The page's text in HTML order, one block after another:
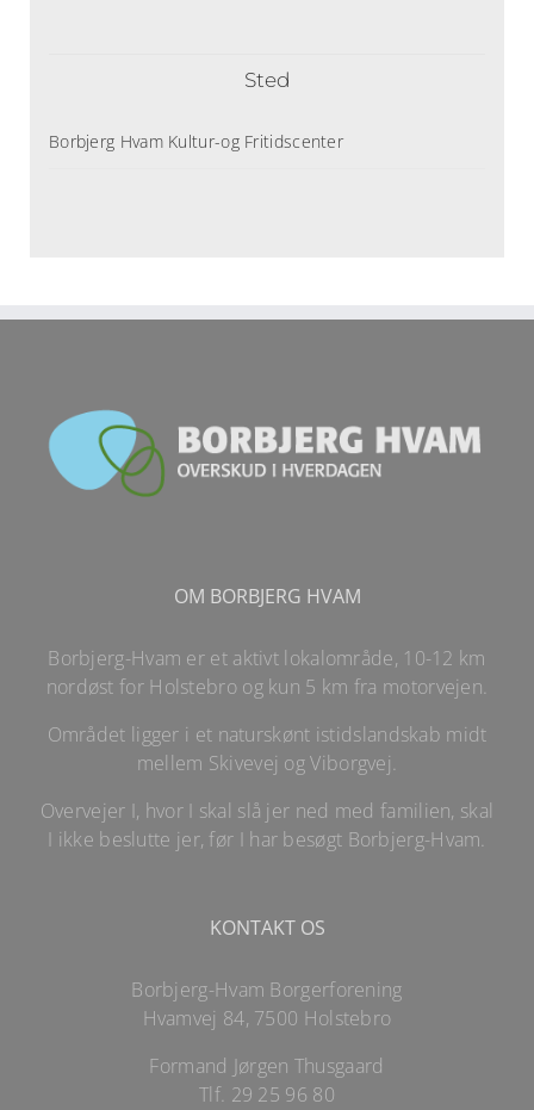
Sted
Borbjerg Hvam Kultur-og Fritidscenter
OM BORBJERG HVAM
Borbjerg-Hvam er et aktivt lokalområde, 10-12 km
nordøst for Holstebro og kun 5 km fra motorvejen.
Området ligger i et naturskønt istidslandskab midt
mellem Skivevej og Viborgvej.
Overvejer I, hvor I skal slå jer ned med familien, skal
I ikke beslutte jer, før I har besøgt Borbjerg-Hvam.
KONTAKT OS
Borbjerg-Hvam Borgerforening
Hvamvej 84, 7500 Holstebro
Formand Jørgen Thusgaard
Tlf. 29 25 96 80